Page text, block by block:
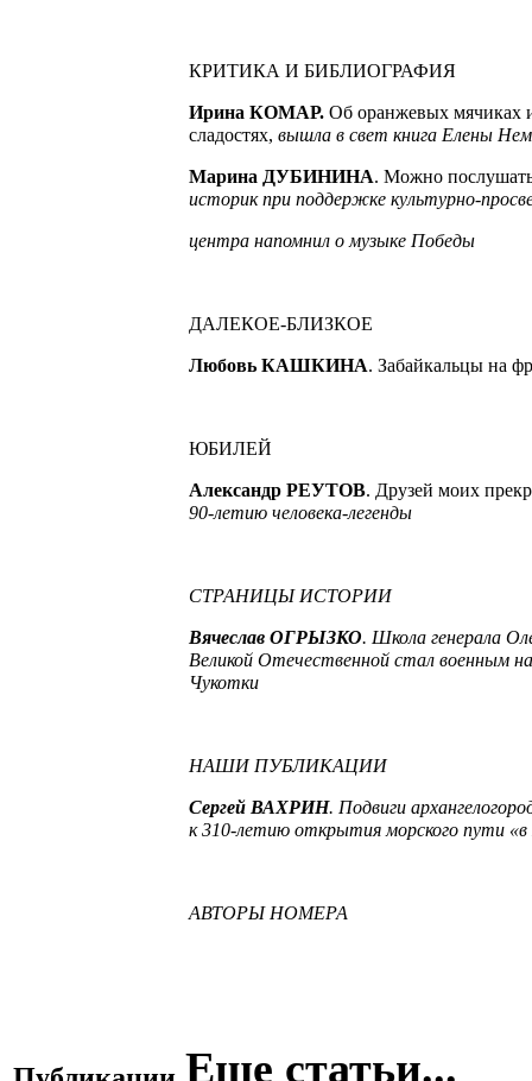
КРИТИКА И БИБЛИОГРАФИЯ
Ирина КОМАР. Об оранжевых мячиках
сладостях, вышла в свет книга Елены
Марина ДУБИНИНА. Можно
историк при поддержке культурно-
центра напомнил о музыке Победы
ДАЛЕКОЕ-БЛИЗКОЕ
Любовь КАШКИНА. Забайкальцы на
ЮБИЛЕЙ
Александр РЕУТОВ. Друзей моих
90-летию человека-легенды
СТРАНИЦЫ ИСТОРИИ
Вячеслав ОГРЫЗКО. Школа генерала
Великой Отечественной стал военным
Чукотки
НАШИ ПУБЛИКАЦИИ
Сергей ВАХРИН. Подвиги
к 310-летию открытия морского пути
АВТОРЫ НОМЕРА
Еще статьи...